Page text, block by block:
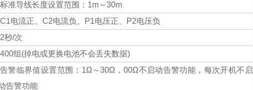
标准导线长度设置范围：1m～30m
C1电流正、C2电流负、P1电压正、P2电压负
2秒/次
400组(掉电或更换电池不会丢失数据)
告警临界值设置范围：1Ω～30Ω，00Ω不启动告警功能，每次开机不启
告警功能